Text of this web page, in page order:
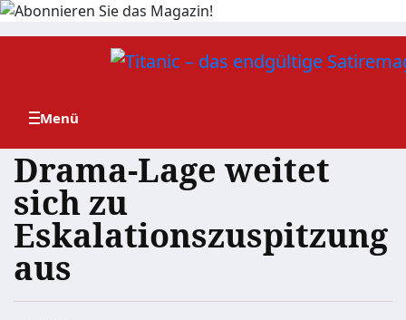
Zum
Drama-Lage weitet
sich zu
Eskalationszuspitzung
aus